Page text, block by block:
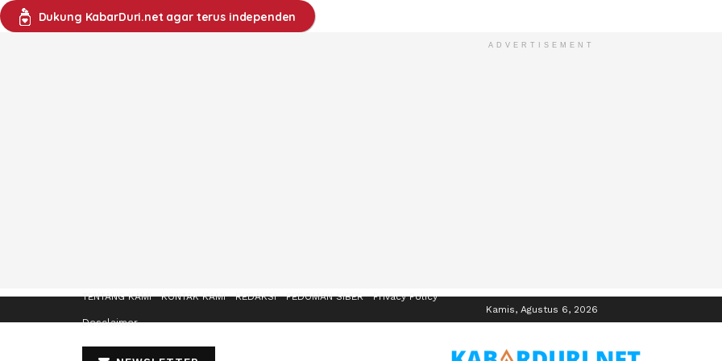
Dukung KabarDuri.net agar terus independen
ADVERTISEMENT
TENTANG KAMI KONTAK KAMI REDAKSI PEDOMAN SIBER Privacy Policy
Desclaimer
Kamis, Agustus 6, 2026